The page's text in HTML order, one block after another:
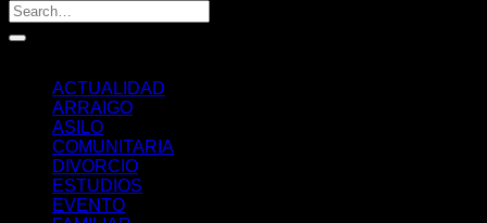
ACTUALIDAD
ARRAIGO
ASILO
COMUNITARIA
DIVORCIO
ESTUDIOS
EVENTO